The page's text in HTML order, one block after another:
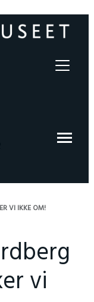
VI IKKE OM!
vi